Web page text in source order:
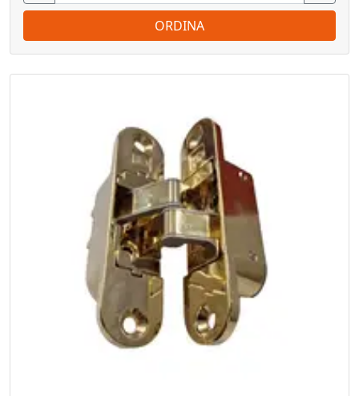
ORDINA